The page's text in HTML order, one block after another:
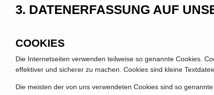
3. DATENERFASSUNG AUF
COOKIES
Die Internetseiten verwenden teilweise so genannte Cookies.
effektiver und sicherer zu machen. Cookies sind kleine
Die meisten der von uns verwendeten Cookies sind so